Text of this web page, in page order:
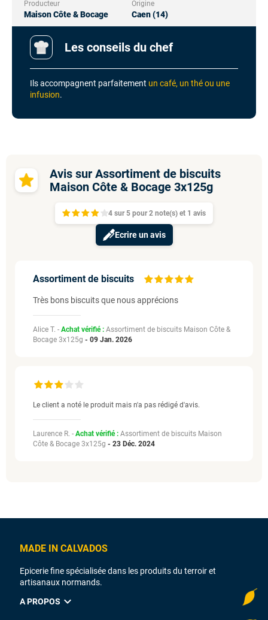
Producteur
Maison Côte & Bocage
Origine
Caen (14)
Les conseils du chef
Ils accompagnent parfaitement un café, un thé ou une
infusion.
Avis sur Assortiment de biscuits
Maison Côte & Bocage 3x125g
4 sur 5 pour 2 note(s) et 1 avis
Ecrire un avis
Assortiment de biscuits
Très bons biscuits que nous apprécions
Alice T. - Achat vérifié : Assortiment de biscuits Maison Côte &
Bocage 3x125g - 09 Jan. 2026
Le client a noté le produit mais n'a pas rédigé d'avis.
Laurence R. - Achat vérifié : Assortiment de biscuits Maison
Côte & Bocage 3x125g - 23 Déc. 2024
MADE IN CALVADOS
Epicerie fine spécialisée dans les produits du terroir et
artisanaux normands.
A PROPOS expand_more